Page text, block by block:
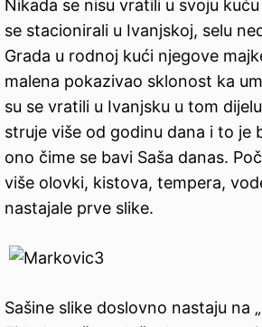
Nikada se nisu vratili u svoju
se stacionirali u Ivanjskoj, selu
Grada u rodnoj kući njegove
malena pokazivao sklonost ka
su se vratili u Ivanjsku u tom
struje više od godinu dana i to je
ono čime se bavi Saša danas.
više olovki, kistova, tempera,
nastajale prve slike.
Sašine slike doslovno nastaju na